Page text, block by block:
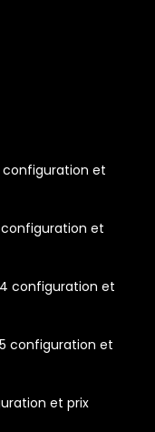
configuration et
configuration et
configuration et
configuration et
et prix